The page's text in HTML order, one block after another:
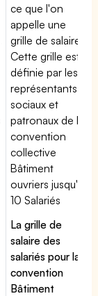
ce que l'on
appelle une
grille de salaires.
Cette grille est
définie par les
représentants
sociaux et
patronaux de la
convention
collective
Bâtiment
ouvriers jusqu'à
10 Salariés
La grille de
salaire des
salariés pour la
convention
Bâtiment